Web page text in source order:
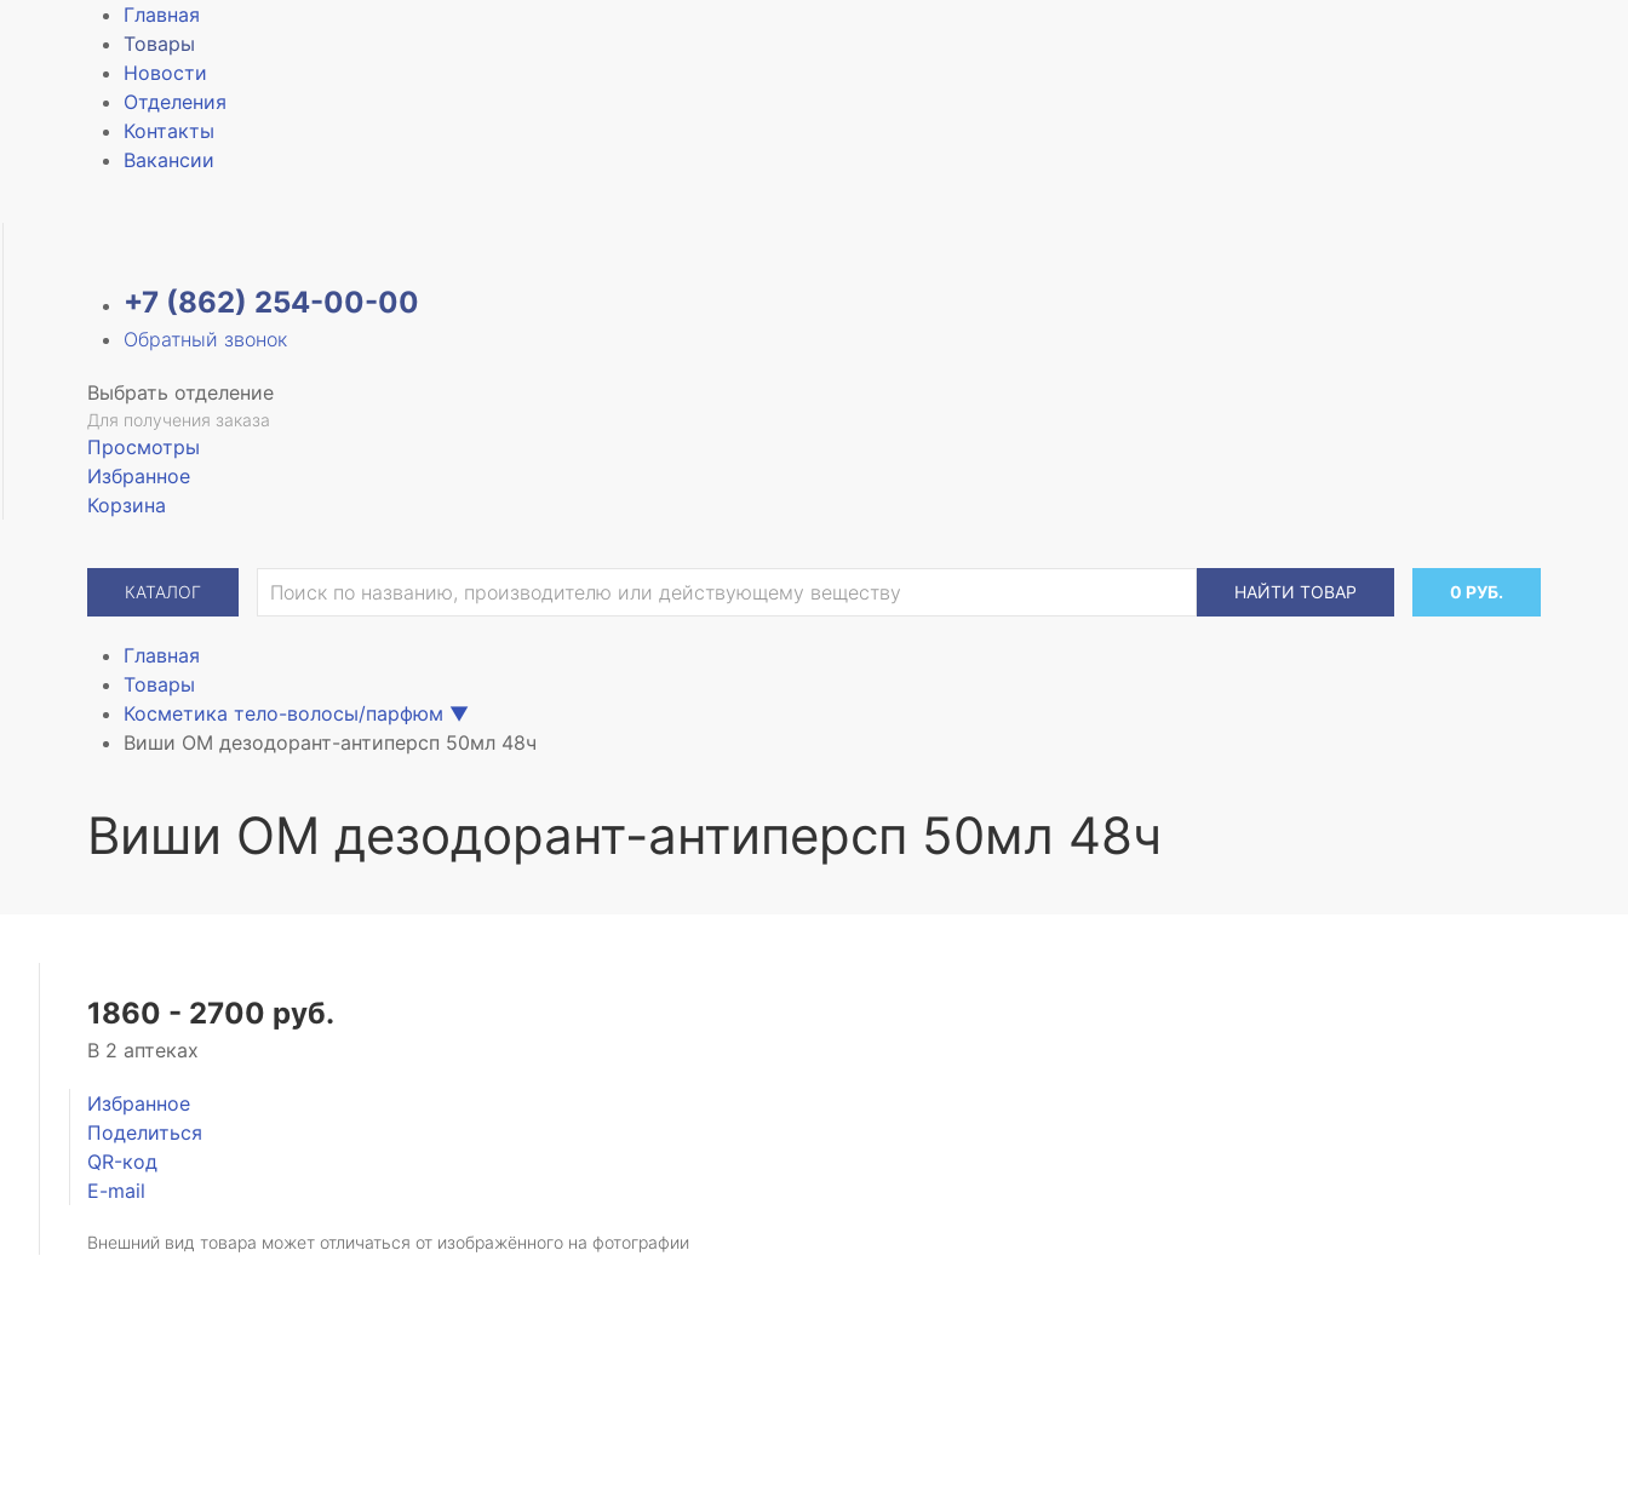
Главная
Товары
Новости
Отделения
Контакты
Вакансии
+7 (862) 254-00-00
Обратный звонок
Выбрать отделение
Для получения заказа
Просмотры
Избранное
Корзина
КАТАЛОГ НАЙТИ ТОВАР 0 РУБ.
Главная
Товары
Косметика тело-волосы/парфюм ▼
Виши ОМ дезодорант-антиперсп 50мл 48ч
Виши ОМ дезодорант-антиперсп 50мл 48ч
1860 - 2700 руб.
В 2 аптеках
Избранное
Поделиться
QR-код
E-mail
Внешний вид товара может отличаться от изображённого на фотографии